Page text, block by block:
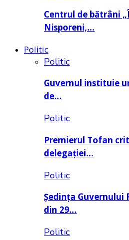
Centrul de bătrâni
Nisporeni,…
Politic
Politic
Guvernul instituie
de…
Politic
Premierul Tofan
delegației…
Politic
Ședința Guvernului
din 29…
Politic